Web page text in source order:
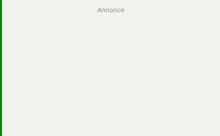
Annonce